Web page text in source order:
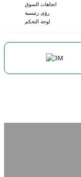
اتجاهات السوق
رؤى رئيسية
لوحة التحكم